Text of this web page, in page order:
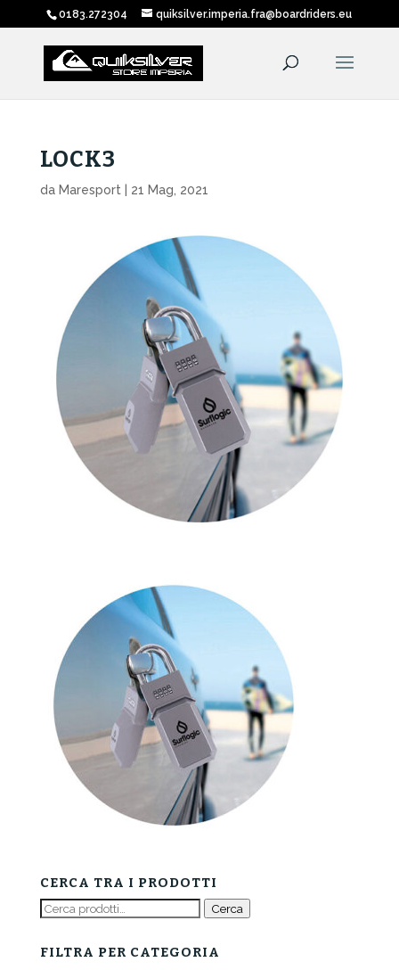
0183.272304 quiksilver.imperia.fra@boardriders.eu
LOCK3
da Maresport 21 Mag, 2021
CERCA TRA I PRODOTTI
Cerca: Cerca
FILTRA PER CATEGORIA